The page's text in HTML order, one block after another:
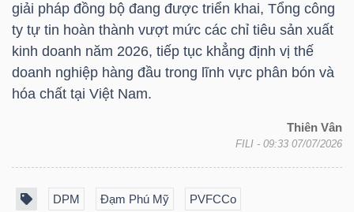
giải pháp đồng bộ đang được triển khai, Tổng công
ty tự tin hoàn thành vượt mức các chỉ tiêu sản xuất
kinh doanh năm 2026, tiếp tục khẳng định vị thế
doanh nghiệp hàng đầu trong lĩnh vực phân bón và
hóa chất tại Việt Nam.
Thiên Vân
FILI - 09:33 07/07/2026
DPM Đạm Phú Mỹ PVFCCo
CHĂM
SÓC
SỨC
KHỎE
TÀI